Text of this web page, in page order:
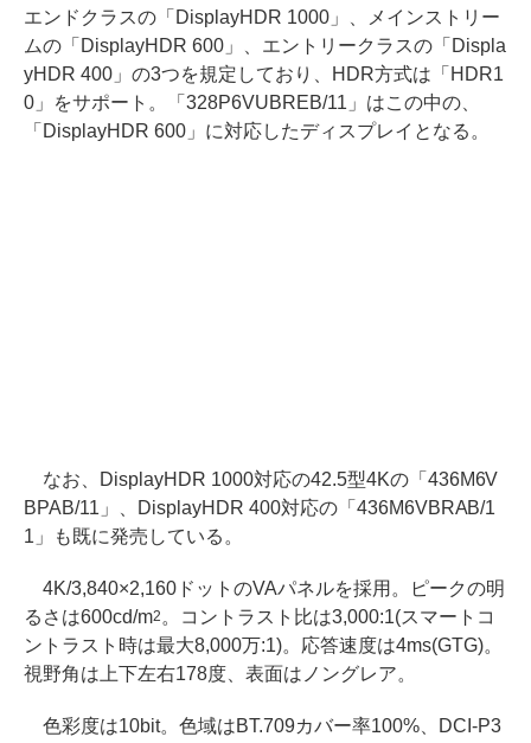
エンドクラスの「DisplayHDR 1000」、メインストリー
ムの「DisplayHDR 600」、エントリークラスの「Displa
yHDR 400」の3つを規定しており、HDR方式は「HDR1
0」をサポート。「328P6VUBREB/11」はこの中の、
「DisplayHDR 600」に対応したディスプレイとなる。
なお、DisplayHDR 1000対応の42.5型4Kの「436M6V
BPAB/11」、DisplayHDR 400対応の「436M6VBRAB/1
1」も既に発売している。
4K/3,840×2,160ドットのVAパネルを採用。ピークの明
るさは600cd/m2 。コントラスト比は3,000:1(スマートコ
ントラスト時は最大8,000万:1)。応答速度は4ms(GTG)。
視野角は上下左右178度、表面はノングレア。
色彩度は10bit。色域はBT.709カバー率100%、DCI-P3